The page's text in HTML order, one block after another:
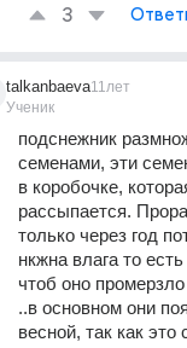
3
talkanbaeva
Ученик
11лет
подснежник
семенами, эти
в коробочке,
рассыпается.
только через год
нкжна влага то
чтоб оно
..в основном они
весной, так как это